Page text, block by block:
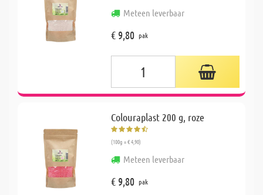
Meteen leverbaar
€ 9,80 pak
Colouraplast 200 g, roze
(100g = € 4,90)
Meteen leverbaar
€ 9,80 pak